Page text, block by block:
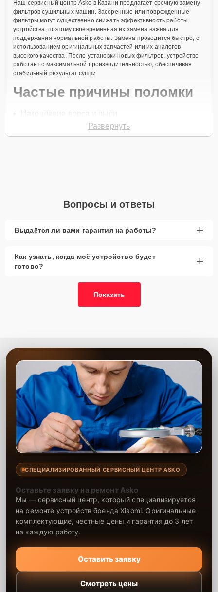
Наш сервисный центр Asko в Казани предлагает срочную замену
фильтров сушильных машин. Засоренные или поврежденные
фильтры могут существенно снижать эффективность работы
устройства, поэтому своевременная их замена важна для
поддержания нормальной работы. Замена проводится быстро, с
использованием оригинальных запчастей или их аналогов
высокого качества. После установки новых фильтров, устройство
работает с максимальной производительностью, обеспечивая
стабильный результат сушки.
Частые причины поломки
Засорение фильтрующих элементов
для уточнения всех вопросов и записи на диагностику или ремонт.
сервиса
Низкие цены и скидки— выгодные условия
для замены.
Срочный ремонт— замена фильтров в
Доставка и выезд— удобное обслуживание на
замены.
Сервисный центр выполняет замену с гарантией на все
выполненные работы. Опытные мастера проведут диагностику,
устранят неисправности и установят новые фильтры, что
обеспечит долгосрочную эксплуатацию техники. Мы всегда
используем только проверенные запчасти, что гарантирует
надежность работы после ремонта.
Развернуть
Вопросы и ответы
Выдаётся ли вами гарантия на работы? +
Как узнать, когда моё устройство будет
готово?
+
Показать
СПЕЦИАЛИЗИРОВАННЫЙ СЕРВИСНЫЙ ЦЕНТР ASKO
Оставьте заявку на ремонт Asko
Мы — сервисный центр, который специализируется
на ремонте устройств бренда Xiaomi. Оригинальные
комплектующие, честные цены и гарантия до 3 лет
на каждую работу.
Оставить заявку
Смотреть цены